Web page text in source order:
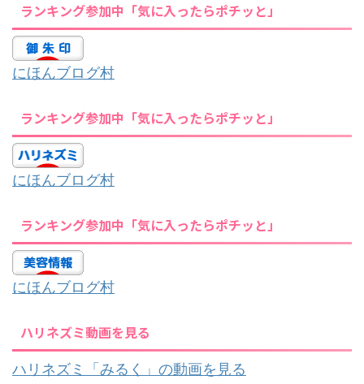
ランキング参加中「気に入ったらポチッと」
にほんブログ村
ランキング参加中「気に入ったらポチッと」
にほんブログ村
ランキング参加中「気に入ったらポチッと」
にほんブログ村
ハリネズミ動画を見る
ハリネズミ「みるく」の動画を見る